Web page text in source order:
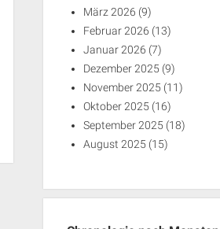
März 2026 (9)
Februar 2026 (13)
Januar 2026 (7)
Dezember 2025 (9)
November 2025 (11)
Oktober 2025 (16)
September 2025 (18)
August 2025 (15)